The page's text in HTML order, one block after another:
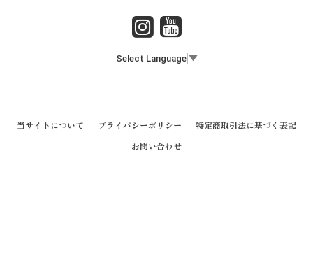
Select Language ▼
当サイトについて プライバシーポリシー 特定商取引法に基づく表記
お問い合わせ